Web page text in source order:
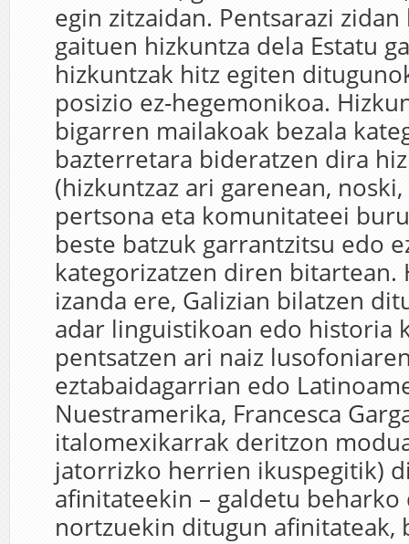
egin zitzaidan. Pentsarazi
gaituen hizkuntza dela Estatu
hizkuntzak hitz egiten
posizio ez-hegemonikoa.
bigarren mailakoak bezala
bazterretara bideratzen dira
(hizkuntzaz ari garenean,
pertsona eta komunitateei
beste batzuk garrantzitsu edo
kategorizatzen diren bitartean.
izanda ere, Galizian bilatzen
adar linguistikoan edo historia
pentsatzen ari naiz
eztabaidagarrian edo
Nuestramerika, Francesca
italomexikarrak deritzon
jatorrizko herrien ikuspegitik)
afinitateekin – galdetu beharko
nortzuekin ditugun afinitateak,